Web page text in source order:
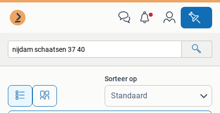
Alle afstanden…
Sorteer op